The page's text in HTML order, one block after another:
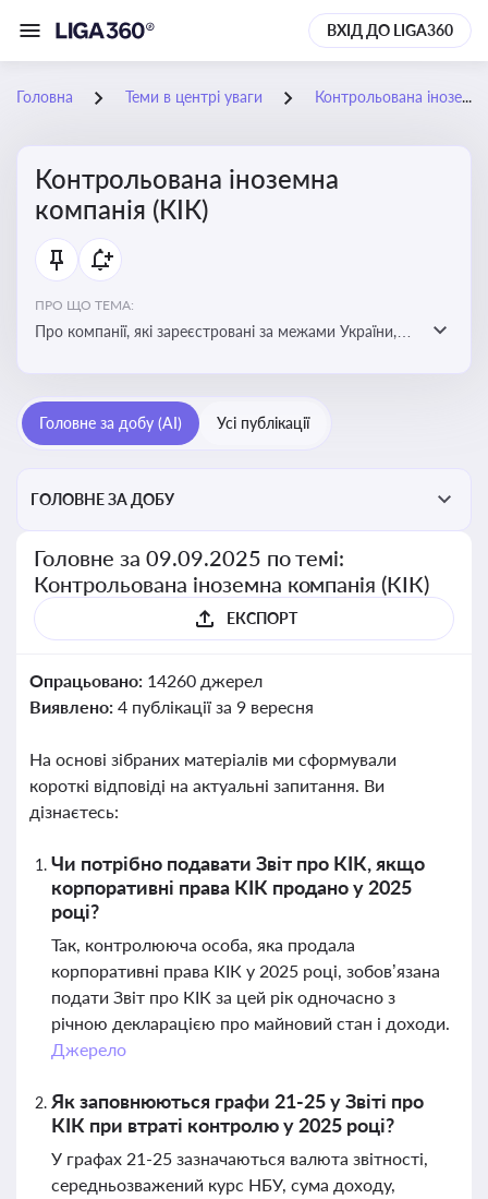
ВХІД ДО LIGA360
Головна Теми в центрі уваги Контрольована іноземна компанія (КІК)
Контрольована іноземна
компанія (КІК)
ПРО ЩО ТЕМА:
Про компанії, які зареєстровані за межами України,
органами України щодо своїх доходів і витрат
Головне за добу (AI) Усі публікації
ГОЛОВНЕ ЗА ДОБУ
Головне за 09.09.2025 по темі:
Контрольована іноземна компанія (КІК)
ЕКСПОРТ
Опрацьовано: 14260 джерел
Виявлено: 4 публікації за 9 вересня
На основі зібраних матеріалів ми сформували
короткі відповіді на актуальні запитання. Ви
дізнаєтесь:
Чи потрібно подавати Звіт про КІК, якщо
корпоративні права КІК продано у 2025
році?
Так, контролююча особа, яка продала
корпоративні права КІК у 2025 році, зобов’язана
подати Звіт про КІК за цей рік одночасно з
річною декларацією про майновий стан і доходи.
Джерело
Як заповнюються графи 21-25 у Звіті про
КІК при втраті контролю у 2025 році?
У графах 21-25 зазначаються валюта звітності,
середньозважений курс НБУ, сума доходу,